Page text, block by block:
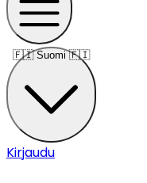
🇫🇮 Suomi 🇫🇮
Kirjaudu